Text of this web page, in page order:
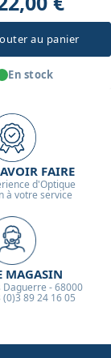
au panier
En stock
FAIRE
d'Optique
à votre service
MAGASIN
Daguerre - 68000
(0)3 89 24 16 05